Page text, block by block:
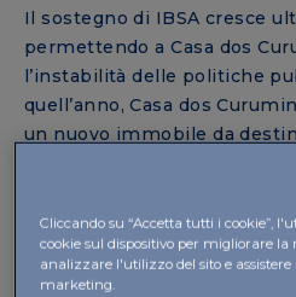
Il sostegno di IBSA cresce
permettendo a Casa dos
l’instabilità delle politiche
quell’anno, Casa dos
un nuovo immobile da
PROGETTI CHE
Cliccando su “Accetta tutti i cookie”,
cookie sul dispositivo per migliorare la
analizzare l'utilizzo del sito e
marketing.